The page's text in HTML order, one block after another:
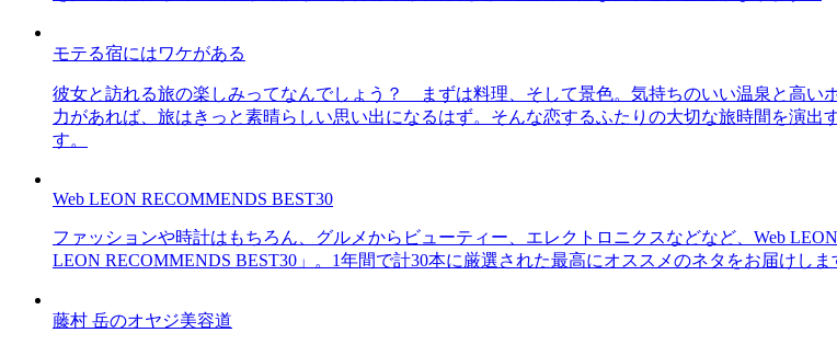
モテる宿にはワケがある
彼女と訪れる旅の楽しみってなんでしょう？ まずは料理、そして景色。気持ちのいい温泉と高い
力があれば、旅はきっと素晴らしい思い出になるはず。そんな恋するふたりの大切な旅時間を演
す。
Web LEON RECOMMENDS BEST30
ファッションや時計はもちろん、グルメからビューティー、エレクトロニクスなどなど、Web
LEON RECOMMENDS BEST30」。1年間で計30本に厳選された最高にオススメのネタをお届けしま
藤村 岳のオヤジ美容道